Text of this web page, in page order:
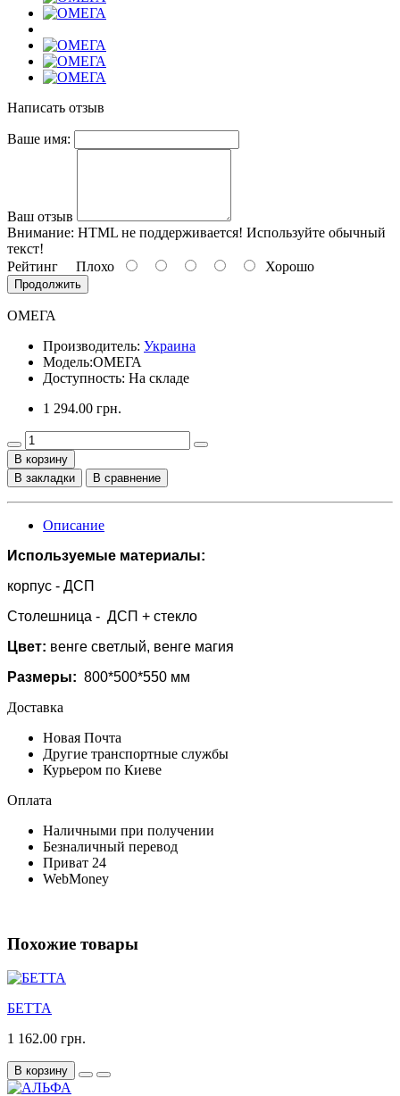
Написать отзыв
Ваше имя:
Ваш отзыв
Внимание: HTML не поддерживается! Используйте обычный
текст!
Рейтинг Плохо Хорошо
Продолжить
ОМЕГА
Производитель: Украина
Модель:ОМЕГА
Доступность: На складе
1 294.00 грн.
В корзину
В закладки
В сравнение
Описание
Используемые материалы:
корпус - ДСП
Столешница - ДСП + стекло
Цвет: венге светлый, венге магия
Размеры: 800*500*550 мм
Доставка
Новая Почта
Другие транспортные службы
Курьером по Киеве
Оплата
Наличными при получении
Безналичный перевод
Приват 24
WebMoney
Похожие товары
БЕТТА
1 162.00 грн.
В корзину